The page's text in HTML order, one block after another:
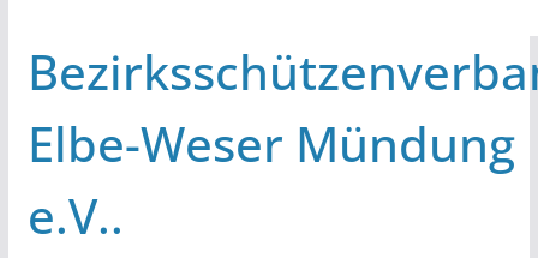
Elbe-Weser Mündung
e.V..